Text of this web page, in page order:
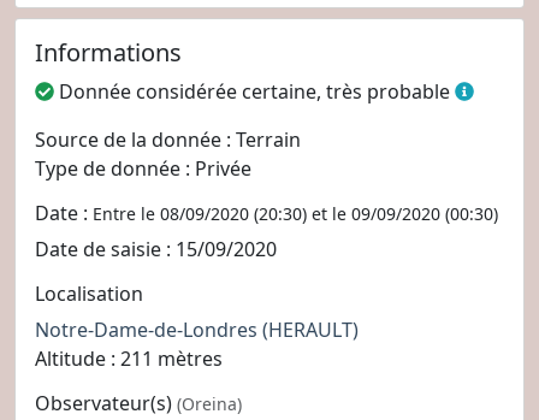
Informations
Donnée considérée certaine, très probable
Source de la donnée : Terrain
Type de donnée : Privée
Date : Entre le 08/09/2020 (20:30) et le 09/09/2020 (00:30)
Date de saisie : 15/09/2020
Localisation
Notre-Dame-de-Londres (HERAULT)
Altitude : 211 mètres
Observateur(s) (Oreina)